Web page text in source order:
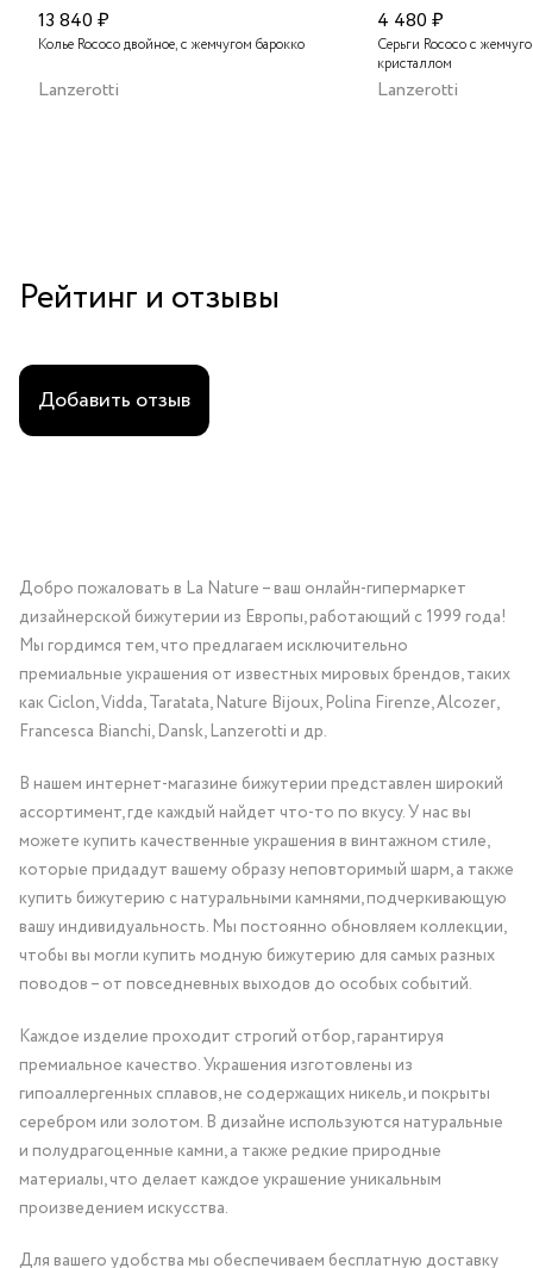
13 840 ₽
Колье Rococo двойное, с жемчугом барокко
Lanzerotti
4 480 ₽
Серьги Rococo с
кристаллом
Lanzerotti
Рейтинг и отзывы
Добавить отзыв
Добро пожаловать в La Nature – ваш онлайн-гипермаркет
дизайнерской бижутерии из Европы, работающий с 1999 года!
Мы гордимся тем, что предлагаем исключительно
премиальные украшения от известных мировых брендов, таких
как Ciclon, Vidda, Taratata, Nature Bijoux, Polina Firenze, Alcozer,
Francesca Bianchi, Dansk, Lanzerotti и др.
В нашем интернет-магазине бижутерии представлен широкий
ассортимент, где каждый найдет что-то по вкусу. У нас вы
можете купить качественные украшения в винтажном стиле,
которые придадут вашему образу неповторимый шарм, а также
купить бижутерию с натуральными камнями, подчеркивающую
вашу индивидуальность. Мы постоянно обновляем коллекции,
чтобы вы могли купить модную бижутерию для самых разных
поводов – от повседневных выходов до особых событий.
Каждое изделие проходит строгий отбор, гарантируя
премиальное качество. Украшения изготовлены из
гипоаллергенных сплавов, не содержащих никель, и покрыты
серебром или золотом. В дизайне используются натуральные
и полудрагоценные камни, а также редкие природные
материалы, что делает каждое украшение уникальным
произведением искусства.
Для вашего удобства мы обеспечиваем бесплатную доставку